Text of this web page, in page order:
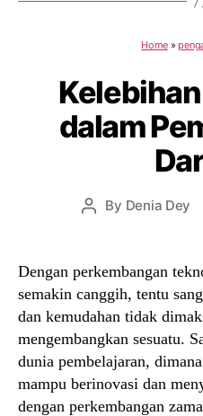
Home »
dalam
Post
By Denia Dey
Dengan perkembangan
semakin canggih, tentu
dan kemudahan tidak
mengembangkan sesuatu.
dunia pembelajaran,
mampu berinovasi dan
dengan perkembangan